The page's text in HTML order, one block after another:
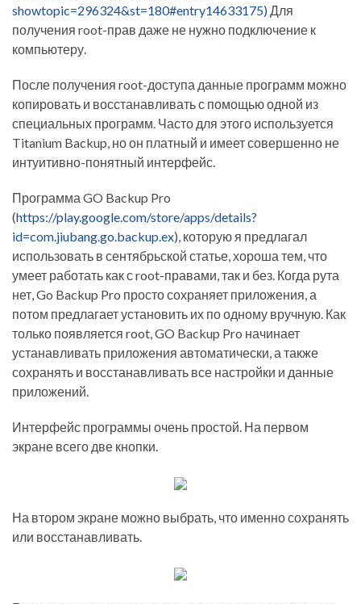
showtopic=296324&st=180#entry14633175)Для
получения root-прав даже не нужно подключение к
компьютеру.
После получения root-доступа данные программ можно
копировать и восстанавливать с помощью одной из
специальных программ. Часто для этого используется
Titanium Backup, но он платный и имеет совершенно не
интуитивно-понятный интерфейс.
Программа GO Backup Pro
(https://play.google.com/store/apps/details?
id=com.jiubang.go.backup.ex), которую я предлагал
использовать в сентябрьской статье, хороша тем, что
умеет работать как с root-правами, так и без. Когда рута
нет, Go Backup Pro просто сохраняет приложения, а
потом предлагает установить их по одному вручную. Как
только появляется root, GO Backup Pro начинает
устанавливать приложения автоматически, а также
сохранять и восстанавливать все настройки и данные
приложений.
Интерфейс программы очень простой. На первом
экране всего две кнопки.
На втором экране можно выбрать, что именно сохранять
или восстанавливать.